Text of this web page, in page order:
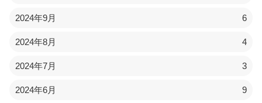
2024年9月 6
2024年8月 4
2024年7月 3
2024年6月 9